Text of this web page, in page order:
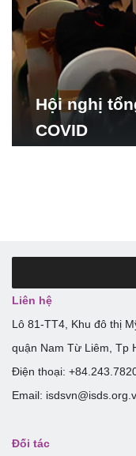
Hội nghị
COVID
Liên hệ
Lô 81-TT4, Khu đô thị
quận Nam Từ Liêm, Tp
Điện thoại:
Email:
Đối tác